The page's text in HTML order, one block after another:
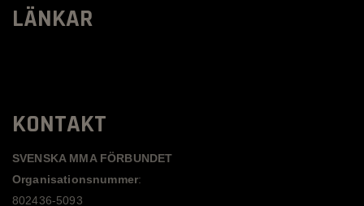
LÄNKAR
KONTAKT
SVENSKA MMA FÖRBUNDET
Organisationsnummer:
802436-5093